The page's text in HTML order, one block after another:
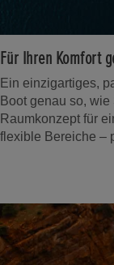
Für Ihren Komfort
Ein einzigartiges,
Boot genau so,
Raumkonzept für
flexible Bereiche –